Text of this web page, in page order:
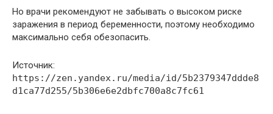
Но врачи рекомендуют не забывать о высоком риске
заражения в период беременности, поэтому необходимо
максимально себя обезопасить.
Источник:
https://zen.yandex.ru/media/id/5b2379347ddde8
d1ca77d255/5b306e6e2dbfc700a8c7fc61